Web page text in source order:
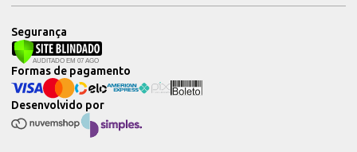
Segurança
Desenvolvido por
Formas de pagamento